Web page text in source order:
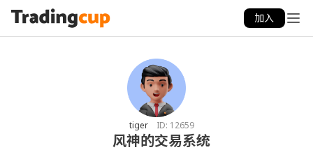
加入
tiger ID: 12659
风神的交易系统